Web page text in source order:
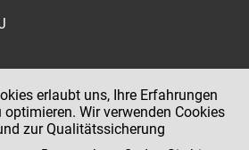
erlaubt uns, Ihre Erfahrungen
Wir verwenden Cookies
zur Qualitätssicherung